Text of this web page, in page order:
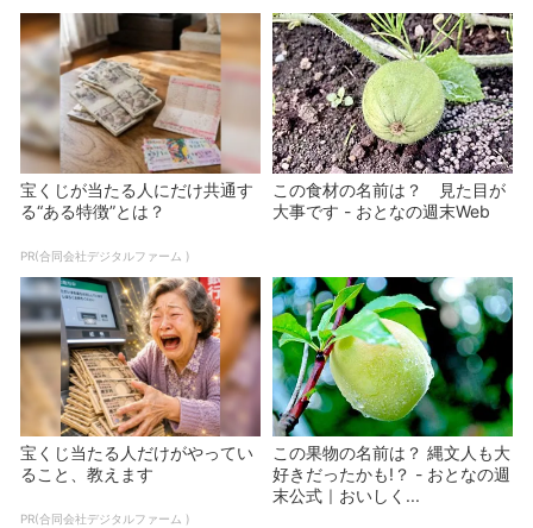
宝くじが当たる人にだけ共通す
る“ある特徴”とは？
PR(合同会社デジタルファーム )
この食材の名前は？ 見た目が
大事です - おとなの週末Web
宝くじ当たる人だけがやってい
ること、教えます
PR(合同会社デジタルファーム )
この果物の名前は？ 縄文人も大
好きだったかも!？ - おとなの週
末公式｜おいしく...